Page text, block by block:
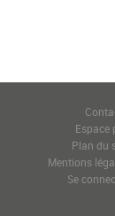
Espace
Plan du
Mentions
Se